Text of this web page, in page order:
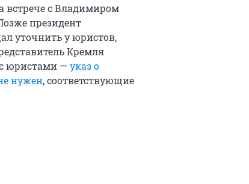
встрече с Владимиром
президент
уточнить у юристов,
Кремля
юристами — указ о
нужен, соответствующие